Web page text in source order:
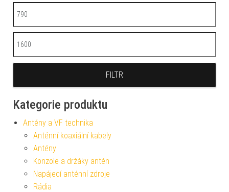
Minimální cena
Maximální cena
FILTR
Kategorie produktu
Antény a VF technika
Anténní koaxiální kabely
Antény
Konzole a držáky antén
Napájecí anténní zdroje
Rádia